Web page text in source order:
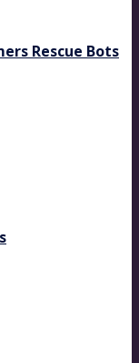
Rescue Bots